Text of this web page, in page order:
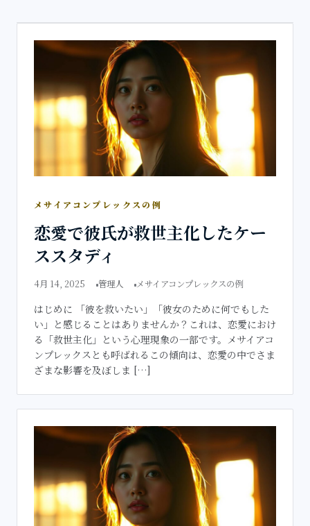
メサイアコンプレックスの例
恋愛で彼氏が救世主化したケー
ススタディ
4月 14, 2025 管理人 メサイアコンプレックスの例
はじめに 「彼を救いたい」「彼女のために何でもした
い」と感じることはありませんか？これは、恋愛におけ
る「救世主化」という心理現象の一部です。メサイアコ
ンプレックスとも呼ばれるこの傾向は、恋愛の中でさま
ざまな影響を及ぼしま […]